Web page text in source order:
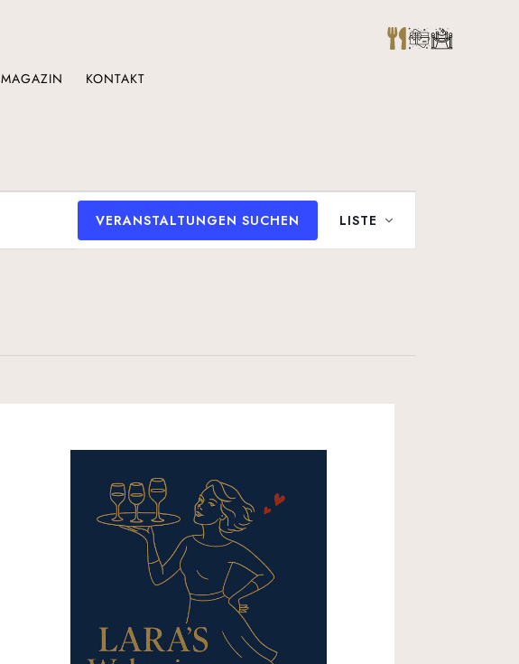
MAGAZIN KONTAKT
VERANSTALTUNGEN SUCHEN
Ansichten-
Navigation
LISTE